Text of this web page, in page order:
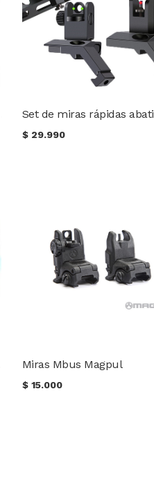
$ 29.990
Miras Mbus Magpul
$ 15.000